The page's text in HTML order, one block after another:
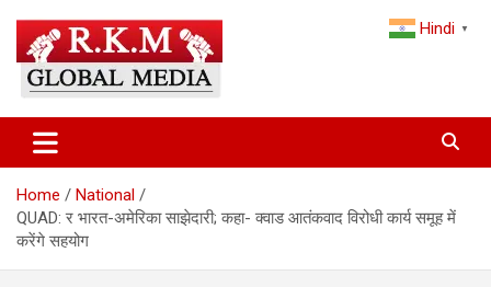
content
Latest Hindi News & Breaking
News – RKM Global Media
and the World
Home
National
QUAD: र भारत-अमेरिका साझेदारी; कहा- क्वाड आतंकवाद विरोधी कार्य समूह में
करेंगे सहयोग
Hindi ▼